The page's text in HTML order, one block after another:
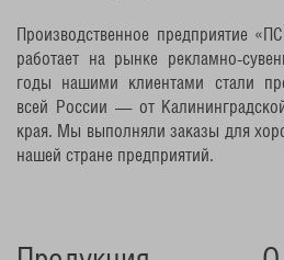
Производственное предприятие
работает на рынке рекламно-
годы нашими клиентами стали
всей России — от
края. Мы выполняли заказы для
нашей стране предприятий.